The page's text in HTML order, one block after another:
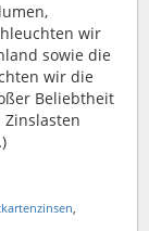
wir
sowie die
wir die
Beliebtheit
,